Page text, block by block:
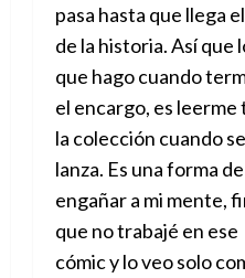
pasa hasta que llega
de la historia. Así que
que hago cuando
el encargo, es leerme
la colección cuando se
lanza. Es una forma de
engañar a mi mente,
que no trabajé en ese
cómic y lo veo solo